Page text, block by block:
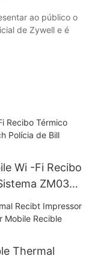
ao público o
de Zywell e é
Wi -Fi Recibo
ZM03
Recibe
Thermal